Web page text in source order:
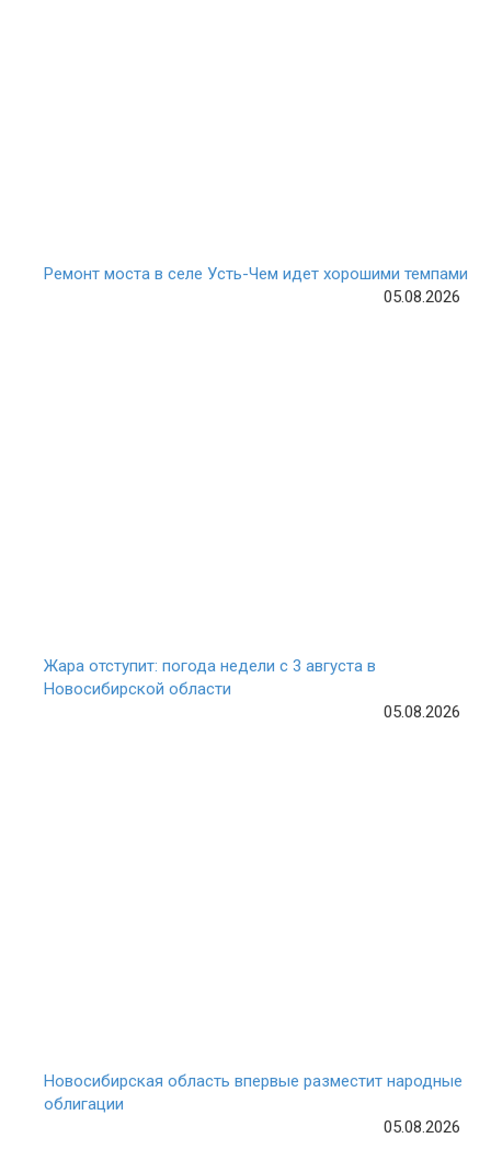
Ремонт моста в селе Усть-Чем идет хорошими темпами
05.08.2026
Жара отступит: погода недели с 3 августа в
Новосибирской области
05.08.2026
Новосибирская область впервые разместит народные
облигации
05.08.2026